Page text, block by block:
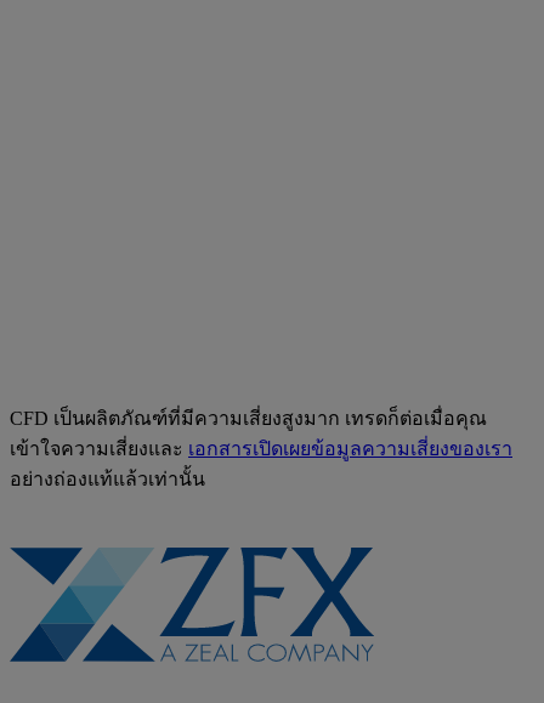
CFD เป็นผลิตภัณฑ์ที่มีความเสี่ยงสูงมาก เทรดก็ต่อเมื่อคุณ
เข้าใจความเสี่ยงและ เอกสารเปิดเผยข้อมูลความเสี่ยงของเรา
อย่างถ่องแท้แล้วเท่านั้น